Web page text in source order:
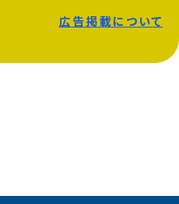
広告掲載について